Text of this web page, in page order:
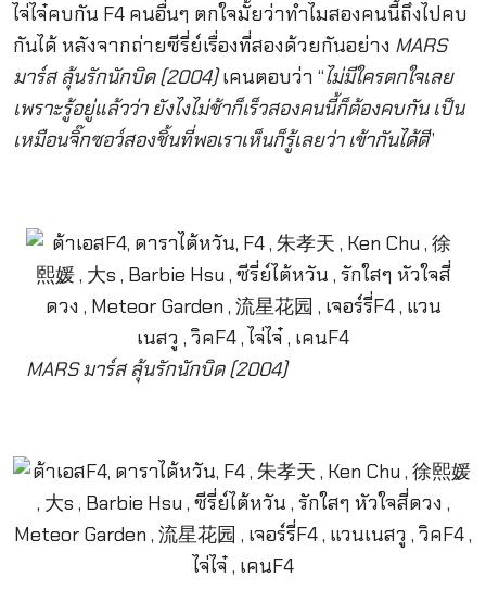
ไจ่ไจ๋คบกัน F4 คนอื่นๆ ตกใจมั้ยว่าทำไมสองคนนี้ถึงไปคบ
กันได้ หลังจากถ่ายซีรี่ย์เรื่องที่สองด้วยกันอย่าง MARS
มาร์ส ลุ้นรักนักบิด (2004)เคนตอบว่า “ไม่มีใครตกใจเลย
เพราะรู้อยู่แล้วว่า ยังไงไม่ช้าก็เร็วสองคนนี้ก็ต้องคบกัน เป็น
เหมือนจิ๊กซอว์สองชิ้นที่พอเราเห็นก็รู้เลยว่า เข้ากันได้ดี”
MARS มาร์ส ลุ้นรักนักบิด (2004)